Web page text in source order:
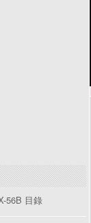
56B 目錄